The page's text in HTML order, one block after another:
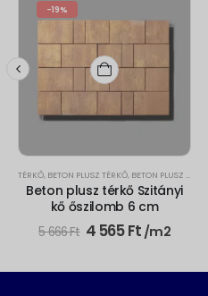
-19%
TÉRKŐ, BETON PLUSZ TÉRKŐ, BETON PLUSZ SZITÁNYI KŐ
Beton plusz térkő Szitányi
kő őszilomb 6 cm
5 666Ft Original
5
4 565FtCurrent
price
4
/m2